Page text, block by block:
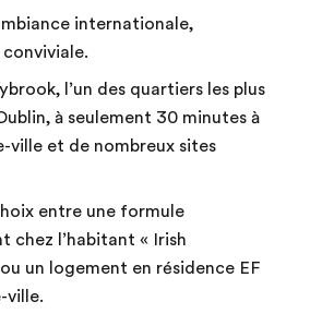
internationale,
l’un des quartiers les plus
à seulement 30 minutes à
ville et de nombreux sites
entre une formule
chez l’habitant « Irish
un logement en résidence EF
ville.